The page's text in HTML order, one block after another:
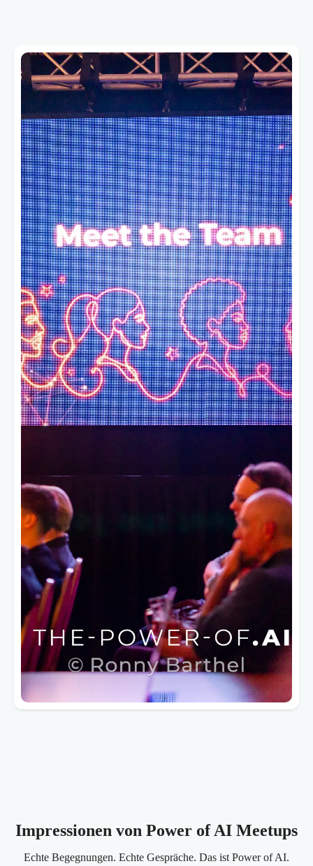
Werde Teil der Power of AI
Community auf Skool
Das Basecamp in Stuttgart ist offline. Aber
die Community ist DACH-weit – und online
auf Skool.
Was dich in der Skool-Community
erwartet:
✓Exklusive Updateszu allen
Basecamps - DACH-weit
✓Zugang zu KI-Expertenund
Gleichgesinnten
✓Praxisnahe KI-Insights– keine
Theorie, nur Use Cases
✓Early-Bird-Ticketsfür Basecamps
in deiner Region
✓Direkter Draht zu Connectors
Skool Community
Impressionen von Power of AI Meetups
Echte Begegnungen. Echte Gespräche. Das ist Power of AI.